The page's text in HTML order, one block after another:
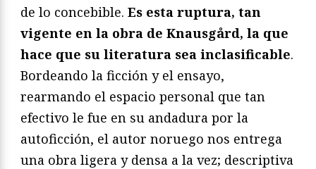
de lo concebible. Es esta ruptura, tan
vigente en la obra de Knausgård, la que
hace que su literatura sea inclasificable.
Bordeando la ficción y el ensayo,
rearmando el espacio personal que tan
efectivo le fue en su andadura por la
autoficción, el autor noruego nos entrega
una obra ligera y densa a la vez; descriptiva